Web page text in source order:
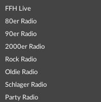
FFH Live
80er Radio
90er Radio
2000er Radio
Rock Radio
Oldie Radio
Schlager Radio
Party Radio